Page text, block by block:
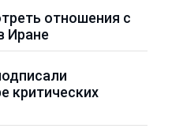
отношения с
Иране
критических